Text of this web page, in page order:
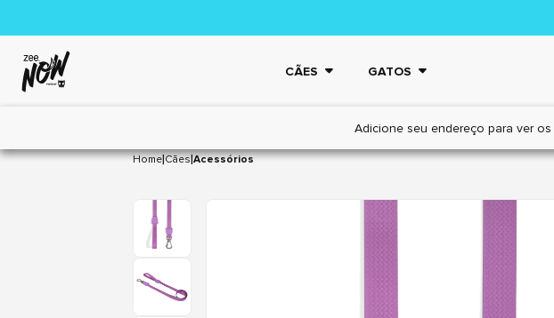
CÃES GATOS
Adicione seu endereço para ver os
Home|Cães|Acessórios